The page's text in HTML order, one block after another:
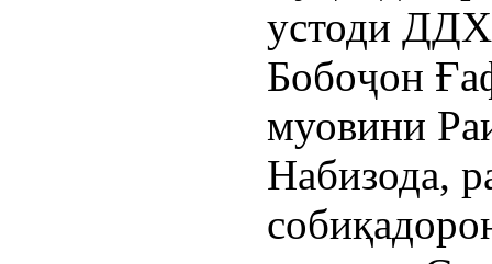
устоди
Бобоҷон
муовини
Набизода,